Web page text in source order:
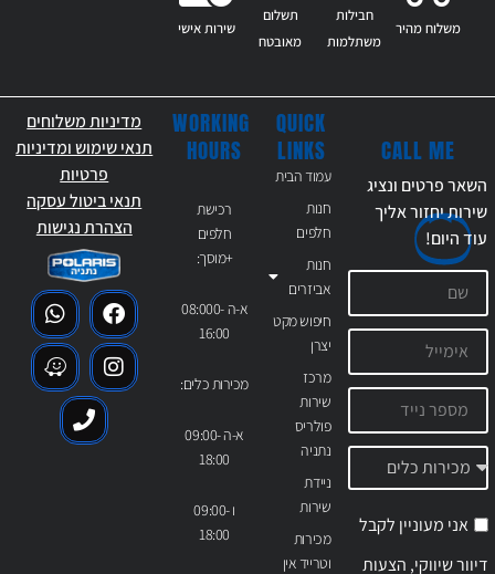
משלוח מהיר
חבילות
משתלמות
תשלום
מאובטח
שירות אישי
QUICK
LINKS
עמוד הבית
חנות
חלפים
חנות
אביזרים
חיפוש מקט
יצרן
מרכז
שירות
פולריס
נתניה
ניידת
שירות
מכירות
וטרייד אין
WORKING
HOURS
רכישת
חלפים
+מוסך:
א-ה 08:000-
16:00
מכירות כלים:
א-ה 09:00-
18:00
ו 09:00-
18:00
CALL ME
השאר פרטים ונציג
שירות יחזור אליך
עודהיום!
אני מעוניין לקבל
דיוור שיווקי, הצעות
מדיניות משלוחים
תנאי שימוש ומדיניות
פרטיות
תנאי ביטול עסקה
הצהרת נגישות